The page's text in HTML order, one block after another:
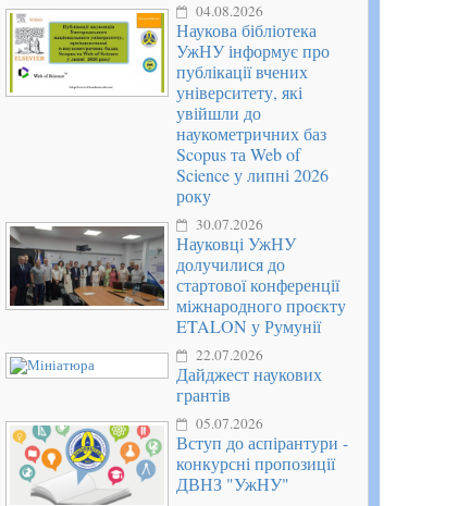
04.08.2026
Наукова бібліотека
УжНУ інформує про
публікації вчених
університету, які
увійшли до
наукометричних баз
Scopus та Web of
Science у липні 2026
року
30.07.2026
Науковці УжНУ
долучилися до
стартової конференції
міжнародного проєкту
ETALON у Румунії
22.07.2026
Дайджест наукових
грантів
05.07.2026
Вступ до аспірантури -
конкурсні пропозиції
ДВНЗ "УжНУ"